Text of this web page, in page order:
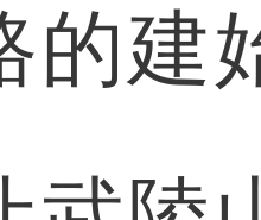
的建